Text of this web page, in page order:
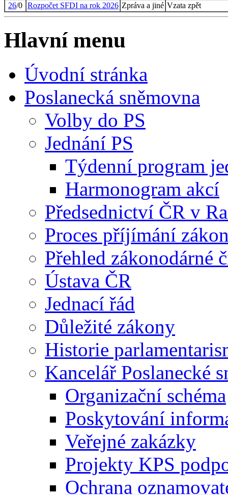
26/0 Rozpočet SFDI na rok 2026 Zpráva a jiné Vzata zpět
Hlavní menu
Úvodní stránka
Poslanecká sněmovna
Volby do PS
Jednání PS
Týdenní program
Harmonogram akcí
Předsednictví ČR v
Proces příjímání
Přehled zákonodárné
Ústava ČR
Jednací řád
Důležité zákony
Historie
Kancelář Poslanecké
Organizační schéma
Poskytování
Veřejné zakázky
Projekty KPS
Ochrana